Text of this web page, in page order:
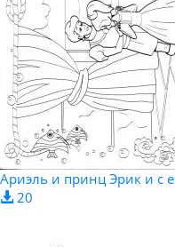
Ариэль и принц Эрик и с
20